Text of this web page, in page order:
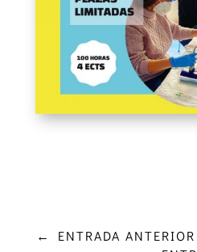
← ENTRADA ANTERIOR